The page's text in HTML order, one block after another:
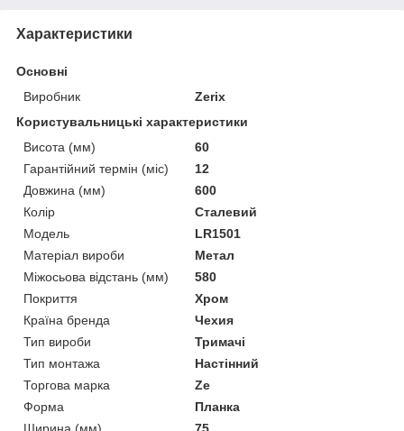
Характеристики
Основні
Виробник
Zerix
Користувальницькі характеристики
Висота (мм)
60
Гарантійний термін (міс)
12
Довжина (мм)
600
Колір
Сталевий
Мoдель
LR1501
Матеріал вироби
Метал
Міжосьова відстань (мм)
580
Покриття
Хром
Країна бренда
Чехия
Тип вироби
Тримачі
Тип монтажа
Настінний
Торгова марка
Ze
Форма
Планка
Ширина (мм)
75